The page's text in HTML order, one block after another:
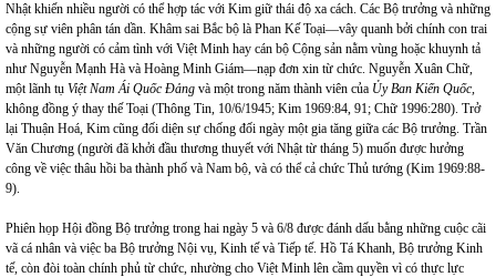
Nhật khiến nhiều người có thể hợp tác với Kim giữ thái độ xa cách. Các Bộ trưởng và những
cộng sự viên phân tán dần. Khâm sai Bắc bộ là Phan Kế Toại—vây quanh bởi chính con trai
và những người có cảm tình với Việt Minh hay cán bộ Cộng sản nằm vùng hoặc khuynh tả
như Nguyễn Mạnh Hà và Hoàng Minh Giám—nạp đơn xin từ chức. Nguyễn Xuân Chữ,
một lãnh tụ Việt Nam Ái Quốc Đảng và một trong năm thành viên của Ủy Ban Kiến Quốc,
không đồng ý thay thế Toại (Thông Tin, 10/6/1945; Kim 1969:84, 91; Chữ 1996:280). Trở
lại Thuận Hoá, Kim cũng đối diện sự chống đối ngày một gia tăng giữa các Bộ trưởng. Trần
Văn Chương (người đã khởi đầu thương thuyết với Nhật từ tháng 5) muốn được hưởng
công về việc thâu hồi ba thành phố và Nam bộ, và có thể cả chức Thủ tướng (Kim 1969:88-
9).
Phiên họp Hội đồng Bộ trưởng trong hai ngày 5 và 6/8 được đánh dấu bằng những cuộc cãi
vã cá nhân và việc ba Bộ trưởng Nội vụ, Kinh tế và Tiếp tế. Hồ Tá Khanh, Bộ trưởng Kinh
tế, còn đòi toàn chính phủ từ chức, nhường cho Việt Minh lên cầm quyền vì có thực lực